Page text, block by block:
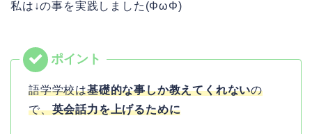
私は↓の事を実践しました(ΦωΦ)
語学学校は基礎的な事しか教えてくれないの
で、英会話力を上げるために